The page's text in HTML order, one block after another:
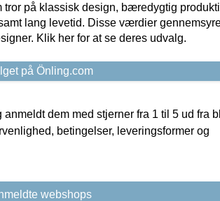
tror på klassisk design, bæredygtig
lang levetid. Disse værdier
Klik her for at se deres udvalg.
på Önling.com
dem med stjerner fra 1 til 5 ud fra
betingelser, leveringsformer og
webshops